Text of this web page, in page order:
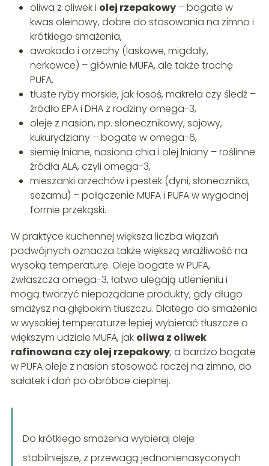
oliwa z oliwek i olej rzepakowy– bogate w
kwas oleinowy, dobre do stosowania na zimno i
krótkiego smażenia,
awokado i orzechy (laskowe, migdały,
nerkowce) – głównie MUFA, ale także trochę
PUFA,
tłuste ryby morskie, jak łosoś, makrela czy śledź –
źródło EPA i DHA z rodziny omega-3,
oleje z nasion, np. słonecznikowy, sojowy,
kukurydziany – bogate w omega-6,
siemię lniane, nasiona chia i olej lniany – roślinne
źródła ALA, czyli omega-3,
mieszanki orzechów i pestek (dyni, słonecznika,
sezamu) – połączenie MUFA i PUFA w wygodnej
formie przekąski.
W praktyce kuchennej większa liczba wiązań
podwójnych oznacza także większą wrażliwość na
wysoką temperaturę. Oleje bogate w PUFA,
zwłaszcza omega-3, łatwo ulegają utlenieniu i
mogą tworzyć niepożądane produkty, gdy długo
smażysz na głębokim tłuszczu. Dlatego do smażenia
w wysokiej temperaturze lepiej wybierać tłuszcze o
większym udziale MUFA, jak oliwa z oliwek
rafinowana czy olej rzepakowy, a bardzo bogate
w PUFA oleje z nasion stosować raczej na zimno, do
sałatek i dań po obróbce cieplnej.
Do krótkiego smażenia wybieraj oleje
stabilniejsze, z przewagą jednonienasyconych